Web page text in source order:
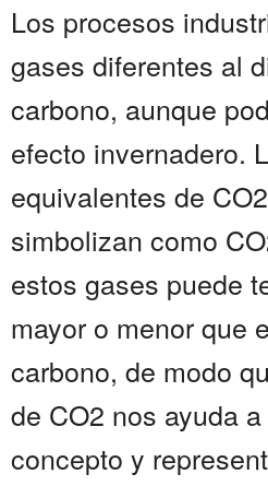
Los procesos
gases diferentes al
carbono, aunque
efecto invernadero.
equivalentes de
simbolizan como
estos gases puede
mayor o menor que
carbono, de modo
de CO2 nos ayuda
concepto y